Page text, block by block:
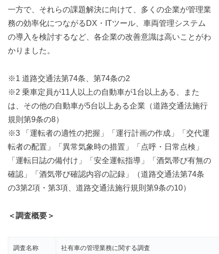
一方で、それらの課題解決に向けて、多くの企業が管理業
務の効率化につながるDX・ITツール、車両管理システム
の導入を検討するなど、各企業の改善意識は高いことがわ
かりました。
※1 道路交通法第74条、第74条の2
※2 乗車定員が11人以上の自動車が1台以上ある、また
は、その他の自動車が5台以上ある企業（道路交通法施行
規則第9条の8）
※3 「運転者の適性の把握」「運行計画の作成」「交代運
転者の配置」「異常気象時の措置」「点呼・日常点検」
「運転日誌の備付け」「安全運転指導」「酒気帯び有無の
確認」「酒気帯び確認内容の記録」（道路交通法第74条
の3第2項・第3項、道路交通法施行規則第9条の10）
＜調査概要＞
調査名称 社有車の管理業務に関する調査